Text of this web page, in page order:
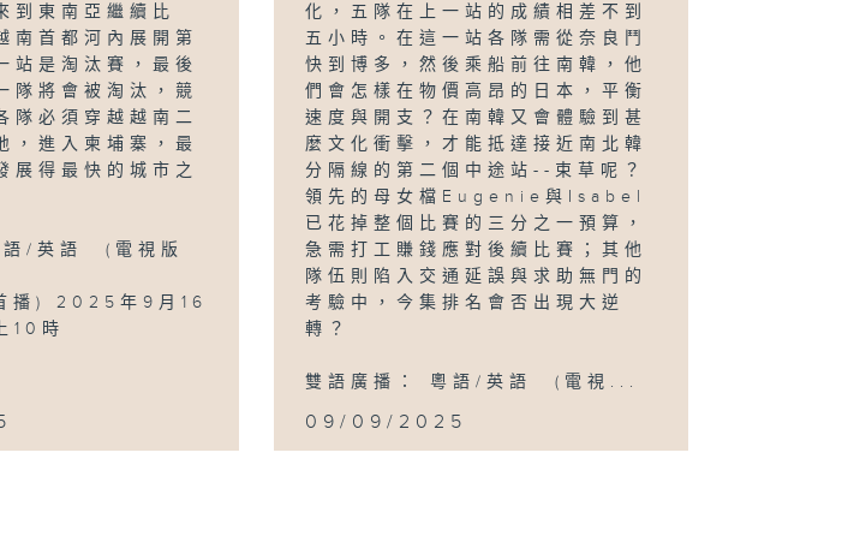
到東南亞繼續比
南首都河內展開第
站是淘汰賽，最後
隊將會被淘汰，競
隊必須穿越越南二
，進入柬埔寨，最
展得最快的城市之
語/英語 (電視版
播) 2025年9月16
10時
化，五隊在上一站的成績相差不到
五小時。在這一站各隊需從奈良鬥
快到博多，然後乘船前往南韓，他
們會怎樣在物價高昂的日本，平衡
速度與開支？在南韓又會體驗到甚
麼文化衝擊，才能抵達接近南北韓
分隔線的第二個中途站--束草呢？
領先的母女檔Eugenie與Isabel
已花掉整個比賽的三分之一預算，
急需打工賺錢應對後續比賽；其他
隊伍則陷入交通延誤與求助無門的
考驗中，今集排名會否出現大逆
轉？
雙語廣播： 粵語/英語 (電視...
09/09/2025